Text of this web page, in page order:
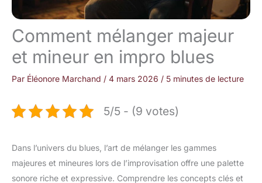
Comment mélanger majeur
et mineur en impro blues
Par Éléonore Marchand / 4 mars 2026 / 5 minutes de lecture
5/5 - (9 votes)
Dans l’univers du blues, l’art de mélanger les gammes
majeures et mineures lors de l’improvisation offre une palette
sonore riche et expressive. Comprendre les concepts clés et